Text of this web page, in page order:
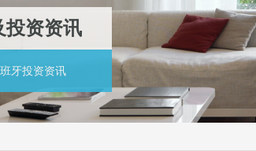
投资资讯
牙投资资讯